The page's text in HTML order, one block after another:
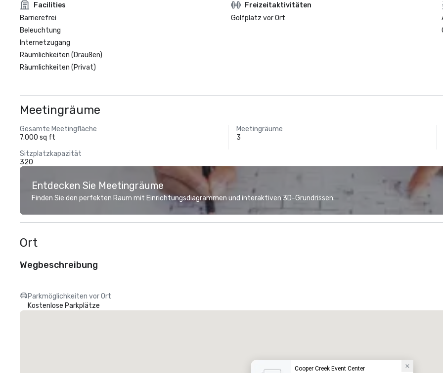
Facilities
Barrierefrei
Beleuchtung
Internetzugang
Räumlichkeiten (Draußen)
Räumlichkeiten (Privat)
Freizeitaktivitäten
Golfplatz vor Ort
Meetingräume
Gesamte Meetingfläche
7.000 sq ft
Meetingräume
3
Sitzplatzkapazität
320
Entdecken Sie Meetingräume
Finden Sie den perfekten Raum mit Einrichtungsdiagrammen und interaktiven 3D-Grundrissen.
Ort
Wegbeschreibung
Parkmöglichkeiten vor Ort
Kostenlose Parkplätze
Cooper Creek Event Center